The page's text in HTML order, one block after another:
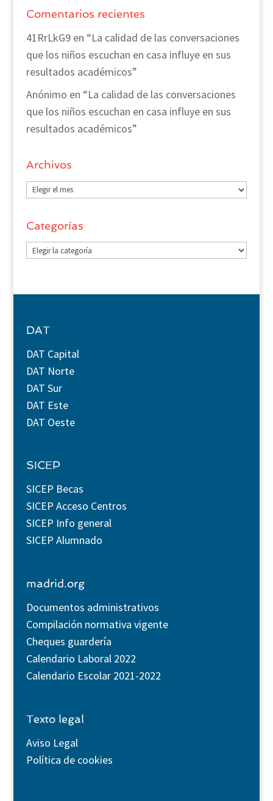
Comentarios recientes
41RrLkG9en “La calidad de las conversaciones
que los niños escuchan en casa influye en sus
resultados académicos”
Anónimo en “La calidad de las conversaciones
que los niños escuchan en casa influye en sus
resultados académicos”
Archivos
Archivos
Categorías
Categorías
DAT
DAT Capital
DAT Norte
DAT Sur
DAT Este
DAT Oeste
SICEP
SICEP Becas
SICEP Acceso Centros
SICEP Info general
SICEP Alumnado
madrid.org
Documentos administrativos
Compilación normativa vigente
Cheques guardería
Calendario Laboral 2022
Calendario Escolar 2021-2022
Texto legal
Aviso Legal
Política de cookies